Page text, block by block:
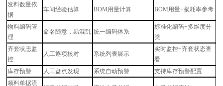
发料数量依
据
车间经验估算 BOM用量计算 BOM用量+损耗率参考
物料编码管
理
命名随意，易混乱 统一编码体系
标准化编码+多维度分
类
齐套状态监
控
人工逐项核对 系统列表展示
实时监控+齐套状态查
看
库存预警
人工盘点发现 系统自动预警
支持库存预警配置
领料单据流